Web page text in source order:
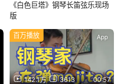
《白色巨塔》钢琴长笛弦乐现场
版
142.1万 3613 00:57
百万播放 App